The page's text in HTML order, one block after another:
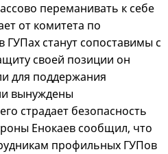
переманивать к себе
от комитета по
ГУПах станут сопоставимы с
своей позиции он
для поддержания
вынуждены
страдает безопасность
Енокаев сообщил, что
профильных ГУПов